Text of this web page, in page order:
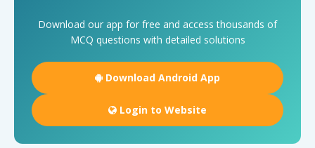
Download our app for free and access thousands of
MCQ questions with detailed solutions
Download Android App
Login to Website